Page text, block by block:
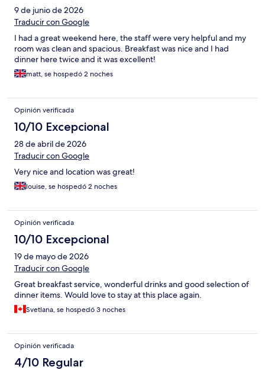
9 de junio de 2026
Traducir con Google
I had a great weekend here, the staff were very helpful and my
room was clean and spacious. Breakfast was nice and I had
dinner here twice and it was excellent!
matt, se hospedó 2 noches
Opinión verificada
10/10 Excepcional
28 de abril de 2026
Traducir con Google
Very nice and location was great!
louise, se hospedó 2 noches
Opinión verificada
10/10 Excepcional
19 de mayo de 2026
Traducir con Google
Great breakfast service, wonderful drinks and good selection of
dinner items. Would love to stay at this place again.
Svetlana, se hospedó 3 noches
Opinión verificada
4/10 Regular